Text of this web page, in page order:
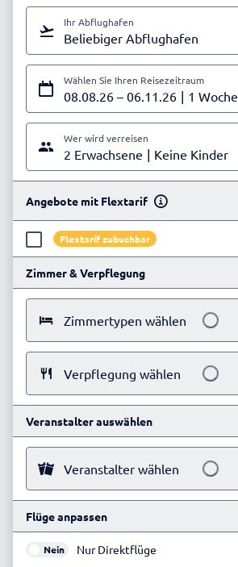
Ihr Abflughafen
Beliebiger Abflughafen
Wählen Sie Ihren Reisezeitraum
08.08.26 – 06.11.26 1 Woche
Wer wird verreisen
2 Erwachsene Keine Kinder
Angebote mit Flextarif
Flextarif zubuchbar
Zimmer & Verpflegung
Zimmertypen wählen
Verpflegung wählen
Veranstalter auswählen
Veranstalter wählen
Flüge anpassen
Nein Nur Direktflüge